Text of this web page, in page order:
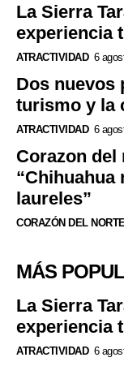
La Sierra
experiencia
ATRACTIVIDAD 6
Dos nuevos
turismo y la
ATRACTIVIDAD 6
Corazon del
“Chihuahua
laureles”
CORAZÓN DEL NORTE
MÁS
La Sierra
experiencia
ATRACTIVIDAD 6